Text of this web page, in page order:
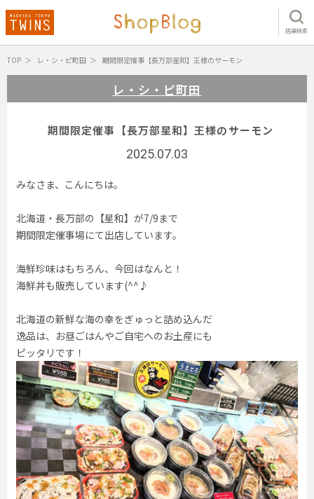
店舗検索
TOP レ・シ・ピ町田 期間限定催事【長万部星和】王様のサーモン
レ・シ・ピ町田
期間限定催事【長万部星和】王様のサーモン
2025.07.03
みなさま、こんにちは。
北海道・長万部の【星和】が7/9まで
期間限定催事場にて出店しています。
海鮮珍味はもちろん、今回はなんと！
海鮮丼も販売しています(^^♪
北海道の新鮮な海の幸をぎゅっと詰め込んだ
逸品は、お昼ごはんやご自宅へのお土産にも
ピッタリです！